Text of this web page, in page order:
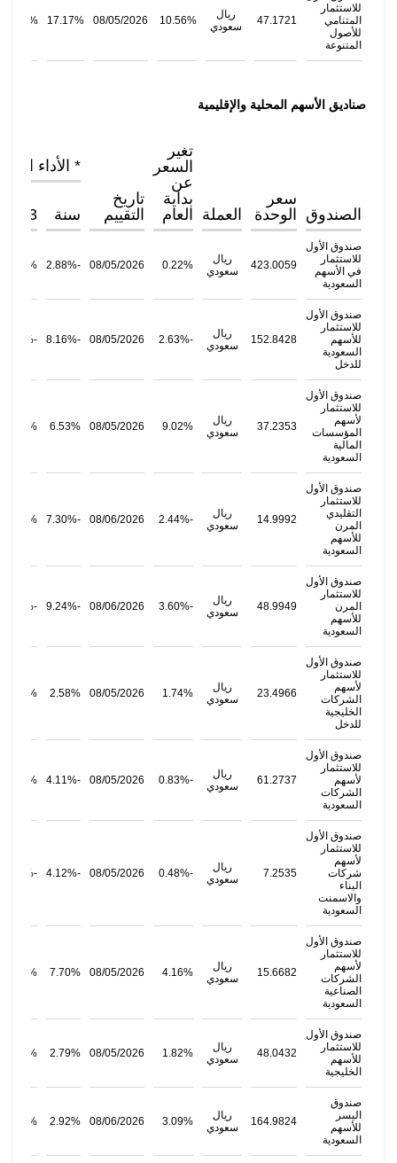
للاستثمار
المتنامي
للأصول
المتنوعة
47.1721
ريال
سعودي
10.56%
08/05/2026
17.17%
46.49%
صناديق الأسهم المحلية والإقليمية
الصندوق
سعر
الوحدة
العملة
تغير
السعر
عن
بداية
العام
تاريخ
التقييم
* الأداء
سنة 3سنوات
صندوق الأول
للاستثمار
في الأسهم
السعودية
423.0059
ريال
سعودي
0.22%
08/05/2026
-2.88%
13.61%
صندوق الأول
للاستثمار
للأسهم
السعودية
للدخل
152.8428
ريال
سعودي
-2.63%
08/05/2026
-8.16%
-1.85%
صندوق الأول
للاستثمار
لأسهم
المؤسسات
المالية
السعودية
37.2353
ريال
سعودي
9.02%
08/05/2026
6.53%
11.24%
صندوق الأول
للاستثمار
التقليدي
المرن
للأسهم
السعودية
14.9992
ريال
سعودي
-2.44%
08/06/2026
-7.30%
8.12%
صندوق الأول
للاستثمار
المرن
للأسهم
السعودية
48.9949
ريال
سعودي
-3.60%
08/06/2026
-9.24%
-3.08%
صندوق الأول
للاستثمار
لأسهم
الشركات
الخليجية
للدخل
23.4966
ريال
سعودي
1.74%
08/05/2026
2.58%
55.69%
صندوق الأول
للاستثمار
لأسهم
الشركات
السعودية
61.2737
ريال
سعودي
-0.83%
08/05/2026
-4.11%
3.81%
صندوق الأول
للاستثمار
لأسهم
شركات
البناء
والاسمنت
السعودية
7.2535
ريال
سعودي
-0.48%
08/05/2026
-4.12%
-3.26%
صندوق الأول
للاستثمار
لأسهم
الشركات
الصناعية
السعودية
15.6682
ريال
سعودي
4.16%
08/05/2026
7.70%
20.40%
صندوق الأول
للاستثمار
للأسهم
الخليجية
48.0432
ريال
سعودي
1.82%
08/05/2026
2.79%
51.06%
صندوق
اليسر
للأسهم
السعودية
164.9824
ريال
سعودي
3.09%
08/06/2026
2.92%
14.23%